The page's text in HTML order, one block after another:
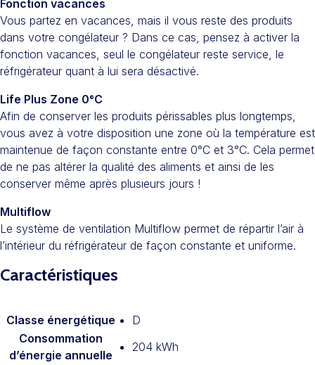
Fonction vacances
Vous partez en vacances, mais il vous reste des produits
dans votre congélateur ? Dans ce cas, pensez à activer la
fonction vacances, seul le congélateur reste service, le
réfrigérateur quant à lui sera désactivé.
Life Plus Zone 0°C
Afin de conserver les produits périssables plus longtemps,
vous avez à votre disposition une zone où la température est
maintenue de façon constante entre 0°C et 3°C. Cela permet
de ne pas altérer la qualité des aliments et ainsi de les
conserver même après plusieurs jours !
Multiflow
Le système de ventilation Multiflow permet de répartir l’air à
l’intérieur du réfrigérateur de façon constante et uniforme.
Caractéristiques
Classe énergétique
D
Consommation
d’énergie annuelle
204 kWh